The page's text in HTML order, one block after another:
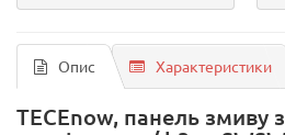
Опис Характеристики
TECEnow, панель змиву